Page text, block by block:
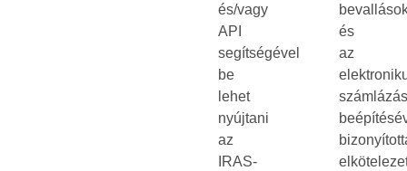
és/vagy
API
segítségével
be
lehet
nyújtani
az
IRAS-
és
az